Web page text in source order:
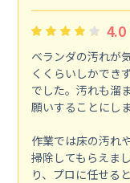
4.0
ベランダの汚れが
くくらいしかでき
でした。汚れも溜
願いすることにし
作業では床の汚れ
掃除してもらえま
り、プロに任せる